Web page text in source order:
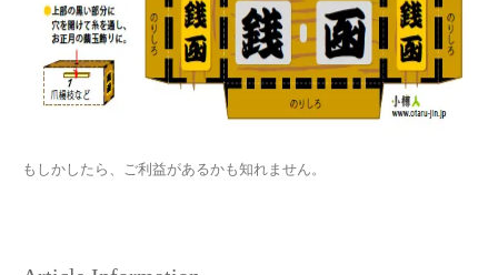
もしかしたら、ご利益があるかも知れません。